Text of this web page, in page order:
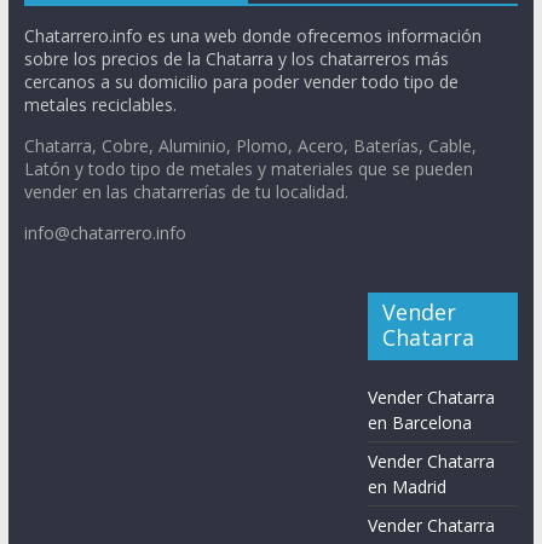
Chatarrero.info es una web donde ofrecemos información
sobre los precios de la Chatarra y los chatarreros más
cercanos a su domicilio para poder vender todo tipo de
metales reciclables.
Chatarra, Cobre, Aluminio, Plomo, Acero, Baterías, Cable,
Latón y todo tipo de metales y materiales que se pueden
vender en las chatarrerías de tu localidad.
info@chatarrero.info
Vender
Chatarra
Vender Chatarra
en Barcelona
Vender Chatarra
en Madrid
Vender Chatarra